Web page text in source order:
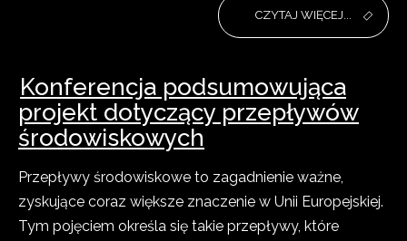
CZYTAJ WIĘCEJ...
Konferencja podsumowująca
projekt dotyczący przepływów
środowiskowych
Przepływy środowiskowe to zagadnienie ważne,
zyskujące coraz większe znaczenie w Unii Europejskiej.
Tym pojęciem określa się takie przepływy, które